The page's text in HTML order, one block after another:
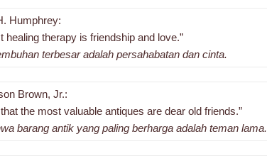
Humphrey:
healing therapy is friendship and love.”
terbesar adalah persahabatan dan cinta.
Brown, Jr.:
the most valuable antiques are dear old friends.”
barang antik yang paling berharga adalah teman lama.